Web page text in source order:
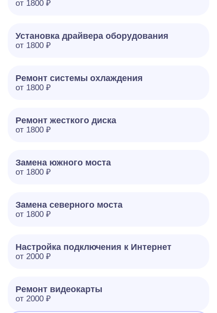
от 1800 ₽
Установка драйвера оборудования
от 1800 ₽
Ремонт системы охлаждения
от 1800 ₽
Ремонт жесткого диска
от 1800 ₽
Замена южного моста
от 1800 ₽
Замена северного моста
от 1800 ₽
Настройка подключения к Интернет
от 2000 ₽
Ремонт видеокарты
от 2000 ₽